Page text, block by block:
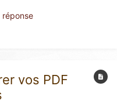
réponse
vos PDF